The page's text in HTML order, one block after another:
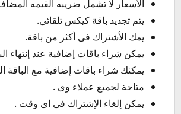
الأسعار لا تشمل ضريبه القيمه
يتم تجديد باقة كيكس تلقائي.
يمك الأشتراك فى أكثر من باقة.
يمكن شراء باقات إضافية عند إنتهاء
يمكنك شراء باقات إضافية مع الباقة
متاحة لجميع عملاء وى .
يمكن إلغاء الإشتراك فى اى وقت .